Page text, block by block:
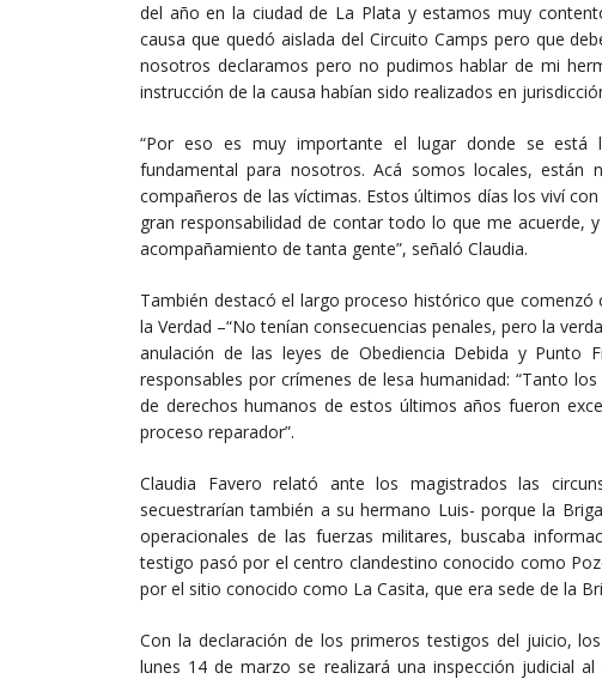
del año en la ciudad de La Plata y estamos muy
causa que quedó aislada del Circuito Camps pero que
nosotros declaramos pero no pudimos hablar de mi
instrucción de la causa habían sido realizados en
“Por eso es muy importante el lugar donde se está
fundamental para nosotros. Acá somos locales, están
compañeros de las víctimas. Estos últimos días los viví
gran responsabilidad de contar todo lo que me acuerde,
acompañamiento de tanta gente”, señaló Claudia.
También destacó el largo proceso histórico que comenzó
la Verdad –“No tenían consecuencias penales, pero la
anulación de las leyes de Obediencia Debida y Punto
responsables por crímenes de lesa humanidad: “Tanto
de derechos humanos de estos últimos años fueron
proceso reparador”.
Claudia Favero relató ante los magistrados las
secuestrarían también a su hermano Luis- porque la
operacionales de las fuerzas militares, buscaba
testigo pasó por el centro clandestino conocido como
por el sitio conocido como La Casita, que era sede de la
Con la declaración de los primeros testigos del juicio,
lunes 14 de marzo se realizará una inspección judicial